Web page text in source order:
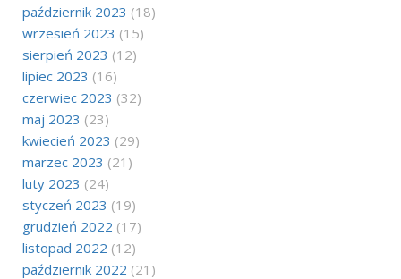
październik 2023 (18)
wrzesień 2023 (15)
sierpień 2023 (12)
lipiec 2023 (16)
czerwiec 2023 (32)
maj 2023 (23)
kwiecień 2023 (29)
marzec 2023 (21)
luty 2023 (24)
styczeń 2023 (19)
grudzień 2022 (17)
listopad 2022 (12)
październik 2022 (21)